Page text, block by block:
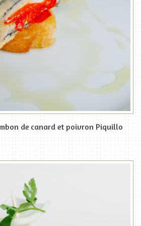
de canard et poivron Piquillo